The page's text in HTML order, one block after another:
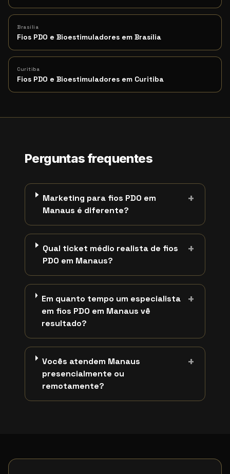
Brasília
Fios PDO e Bioestimuladores em Brasília
Curitiba
Fios PDO e Bioestimuladores em Curitiba
Perguntas frequentes
Marketing para fios PDO em
Manaus é diferente?
+
Qual ticket médio realista de fios
PDO em Manaus?
+
Em quanto tempo um especialista
em fios PDO em Manaus vê
resultado?
+
Vocês atendem Manaus
presencialmente ou
remotamente?
+